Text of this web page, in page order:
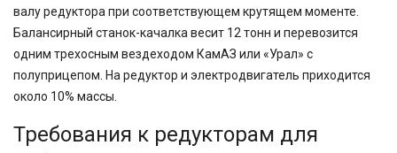
валу редуктора при соответствующем крутящем моменте.
Балансирный станок-качалка весит 12 тонн и перевозится
одним трехосным вездеходом КамАЗ или «Урал» с
полуприцепом. На редуктор и электродвигатель приходится
около 10% массы.
Требования к редукторам для